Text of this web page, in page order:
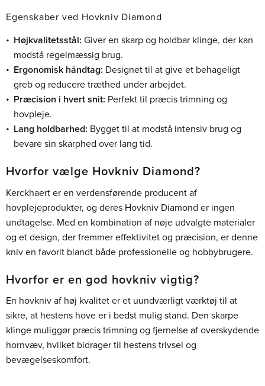
Egenskaber ved Hovkniv Diamond
Højkvalitetsstål: Giver en skarp og holdbar klinge, der kan
modstå regelmæssig brug.
Ergonomisk håndtag: Designet til at give et behageligt
greb og reducere træthed under arbejdet.
Præcision i hvert snit: Perfekt til præcis trimning og
hovpleje.
Lang holdbarhed: Bygget til at modstå intensiv brug og
bevare sin skarphed over lang tid.
Hvorfor vælge Hovkniv Diamond?
Kerckhaert er en verdensførende producent af
hovplejeprodukter, og deres Hovkniv Diamond er ingen
undtagelse. Med en kombination af nøje udvalgte materialer
og et design, der fremmer effektivitet og præcision, er denne
kniv en favorit blandt både professionelle og hobbybrugere.
Hvorfor er en god hovkniv vigtig?
En hovkniv af høj kvalitet er et uundværligt værktøj til at
sikre, at hestens hove er i bedst mulig stand. Den skarpe
klinge muliggør præcis trimning og fjernelse af overskydende
hornvæv, hvilket bidrager til hestens trivsel og
bevægelseskomfort.